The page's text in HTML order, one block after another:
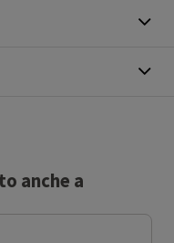
anche a